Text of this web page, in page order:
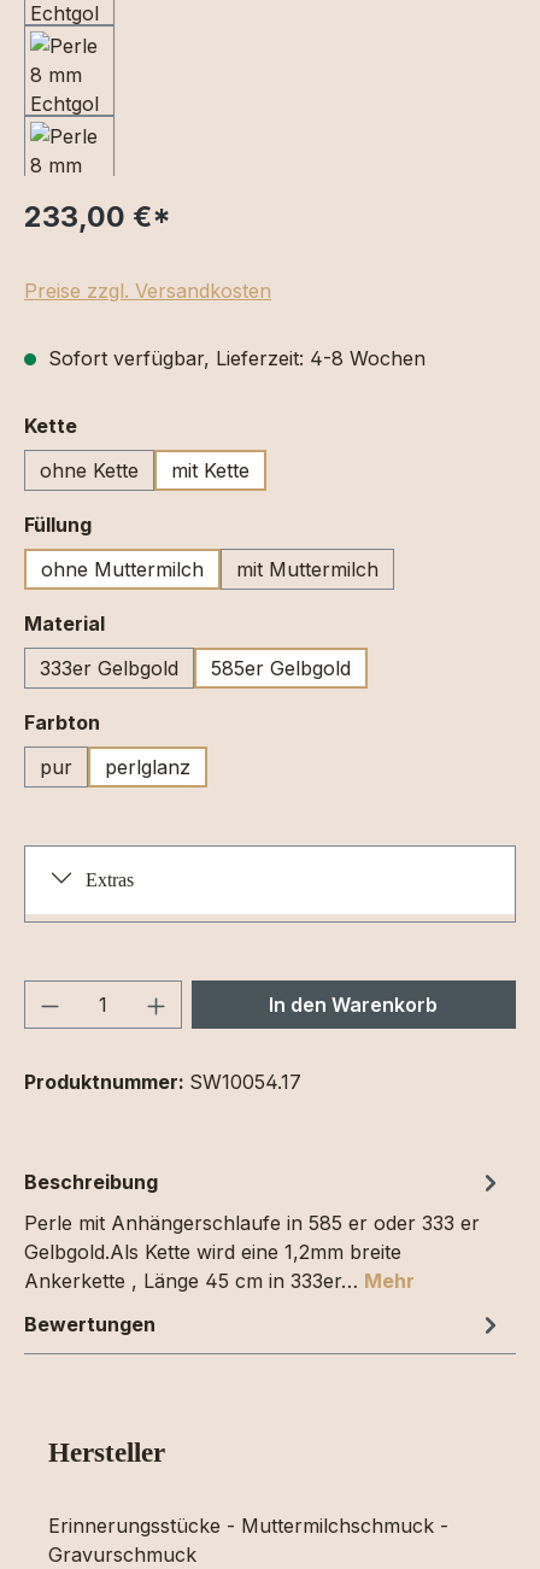
233,00 €*
Preise zzgl. Versandkosten
Sofort verfügbar, Lieferzeit: 4-8 Wochen
Ketteauswählen
ohne Kette
mit Kette
Füllungauswählen
ohne Muttermilch
mit Muttermilch
Materialauswählen
333er Gelbgold
585er Gelbgold
Farbton
pur
perlglanz
Extras
Produkt Anzahl: Gib denIn den Warenkorb
Produktnummer: SW10054.17
Beschreibung
Perle mit Anhängerschlaufe in 585 er oder 333 er
Gelbgold.Als Kette wird eine 1,2mm breite
Ankerkette , Länge 45 cm in 333er… Mehr
Bewertungen
Hersteller
Erinnerungsstücke - Muttermilchschmuck -
Gravurschmuck